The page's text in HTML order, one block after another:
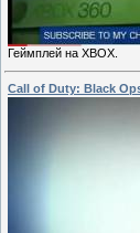
Геймплей на XBOX.
Call of Duty: Black